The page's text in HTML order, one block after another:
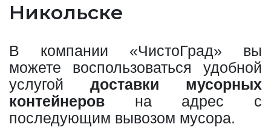
Никольске
В компании «ЧистоГрад» вы
можете воспользоваться удобной
услугой доставки мусорных
контейнеров на адрес с
последующим вывозом мусора.